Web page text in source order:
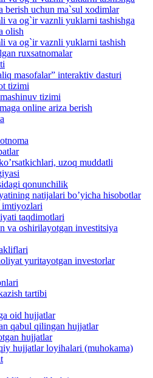
berish uchun ma`sul xodimlar
va og`ir vaznli yuklarni tashishga
olish
va og`ir vaznli yuklarni tashish
ruxsatnomalar
masofalar” interaktiv dasturi
tizimi
tizimi
online ariza berish
uzoq muddatli
qonunchilik
natijalari boʼyicha hisobotlar
imtiyozlari
taqdimotlari
va oshirilayotgan investitsiya
yuritayotgan investorlar
tartibi
oid hujjatlar
qabul qilingan hujjatlar
hujjatlar
hujjatlar loyihalari (muhokama)